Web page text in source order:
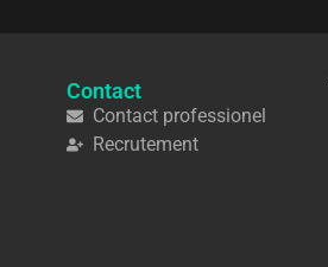
Contact
Contact professionel
Recrutement